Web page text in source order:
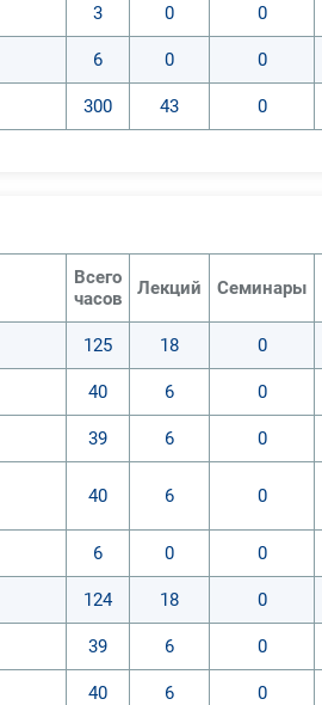
3 0 0
6 0 0
300 43 0
Всего
часов
Лекций Семинары
125 18 0
40 6 0
39 6 0
40 6 0
6 0 0
124 18 0
39 6 0
40 6 0